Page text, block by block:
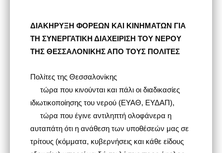
ΔΙΑΚΗΡΥΞΗ ΦΟΡΕΩΝ ΚΑΙ ΚΙΝΗΜΑΤΩΝ ΓΙΑ
ΤΗ ΣΥΝΕΡΓΑΤΙΚΗ ΔΙΑΧΕΙΡΙΣΗ ΤΟΥ ΝΕΡΟΥ
ΤΗΣ ΘΕΣΣΑΛΟΝΙΚΗΣ ΑΠΟ ΤΟΥΣ ΠΟΛΙΤΕΣ
Πολίτες της Θεσσαλονίκης
τώρα που κινούνται και πάλι οι διαδικασίες
ιδιωτικοποίησης του νερού (ΕΥΑΘ, ΕΥΔΑΠ),
τώρα που έγινε αντιληπτή ολοφάνερα η
αυταπάτη ότι η ανάθεση των υποθέσεών μας σε
τρίτους (κόμματα, κυβερνήσεις και κάθε είδους